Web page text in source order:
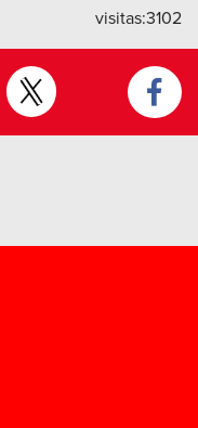
visitas:3102